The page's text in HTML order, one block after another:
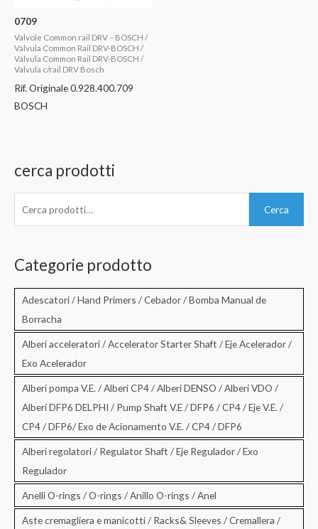
0709
Valvole Common rail DRV – BOSCH /
Valvula Common Rail DRV-BOSCH /
Valvula Common Rail DRV-BOSCH /
Valvula c/rail DRV Bosch
Rif. Originale 0.928.400.709
BOSCH
cerca prodotti
c
Cerca
Categorie prodotto
Adescatori / Hand Primers / Cebador / Bomba Manual de
Borracha
Alberi acceleratori / Accelerator Starter Shaft / Eje Acelerador /
Exo Acelerador
Alberi pompa V.E. / Alberi CP4 / Alberi DENSO / Alberi VDO /
Alberi DFP6 DELPHI / Pump Shaft V.E / DFP6 / CP4 / Eje V.E. /
CP4 / DFP6/ Exo de Acionamento V.E. / CP4 / DFP6
Alberi regolatori / Regulator Shaft / Eje Regulador / Exo
Regulador
Anelli O-rings / O-rings / Anillo O-rings / Anel
Aste cremagliera e manicotti / Racks& Sleeves / Cremallera /